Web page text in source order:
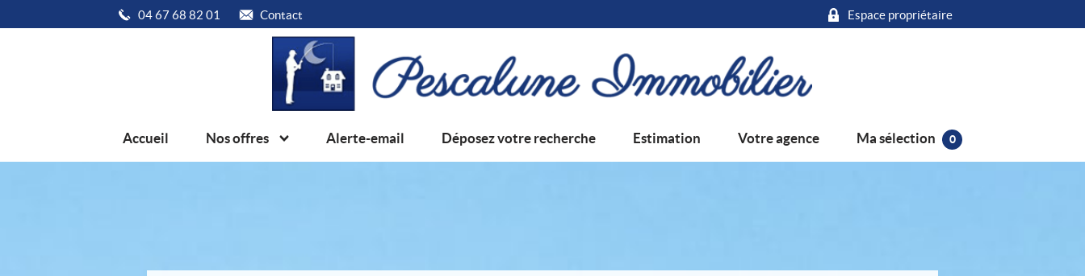
04 67 68 82 01 Contact Espace propriétaire
Accueil Nos offres Alerte-email Déposez votre recherche Estimation Votre agence Ma sélection 0